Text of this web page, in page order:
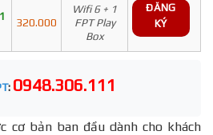
320.000
Wifi 6 + 1
FPT Play
Box
ĐĂNG
KÝ
: 0948.306.111
cơ bản ban đầu dành cho khách